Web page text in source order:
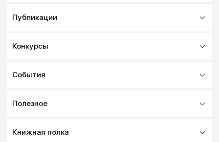
Публикации
Конкурсы
События
Полезное
Книжная полка